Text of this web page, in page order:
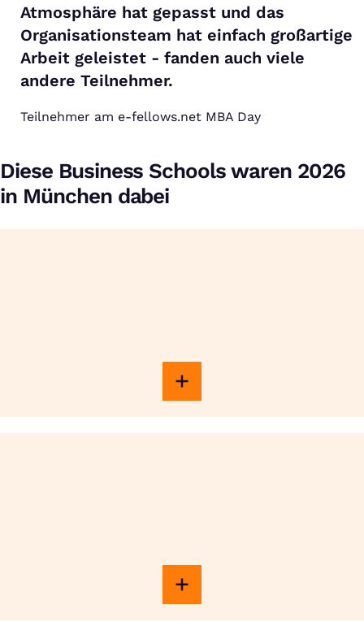
Atmosphäre hat gepasst und das
Organisationsteam hat einfach großartige
Arbeit geleistet - fanden auch viele
andere Teilnehmer.
Teilnehmer am e-fellows.net MBA Day
Diese Business Schools waren 2026
in München dabei